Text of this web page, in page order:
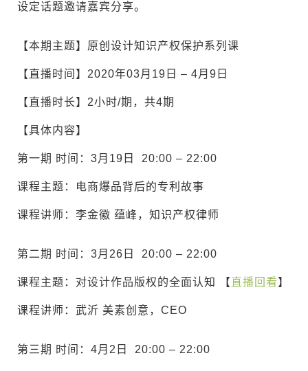
设定话题邀请嘉宾分享。
【本期主题】原创设计知识产权保护系列课
【直播时间】2020年03月19日 – 4月9日
【直播时长】2小时/期，共4期
【具体内容】
第一期 时间：3月19日 20:00 – 22:00
课程主题：电商爆品背后的专利故事
课程讲师：李金徽 蕴峰，知识产权律师
第二期 时间：3月26日 20:00 – 22:00
课程主题：对设计作品版权的全面认知 【直播回看】
课程讲师：武沂 美素创意，CEO
第三期 时间：4月2日 20:00 – 22:00